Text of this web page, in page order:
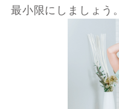
最小限にしましょう。